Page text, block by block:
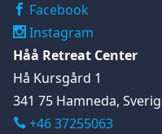
Facebook
Instagram
Håå Retreat Center
Hå Kursgård 1
341 75 Hamneda,
 +46 37255063